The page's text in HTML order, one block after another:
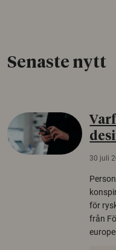
Senaste nytt
30 juli
för
från